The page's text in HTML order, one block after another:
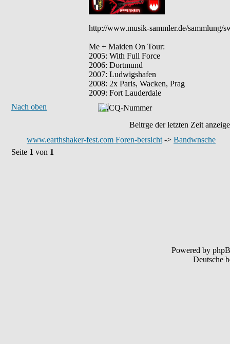
http://www.musik-sammler.de/sammlung/
Me + Maiden On Tour:
2005: With Full Force
2006: Dortmund
2007: Ludwigshafen
2008: 2x Paris, Wacken, Prag
2009: Fort Lauderdale
Nach oben
Beitrge der letzten Zeit
www.earthshaker-fest.com Foren-bersicht -> Bandwnsche
Seite 1 von 1
Powered by
Deutsche